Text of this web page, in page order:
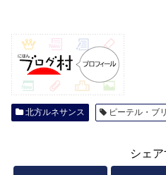
北方ルネサンス ピーテル・ブ
シェア